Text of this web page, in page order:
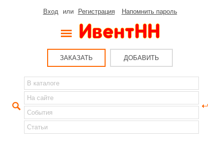
Вход или Регистрация Напомнить пароль
ЗАКАЗАТЬ ДОБАВИТЬ